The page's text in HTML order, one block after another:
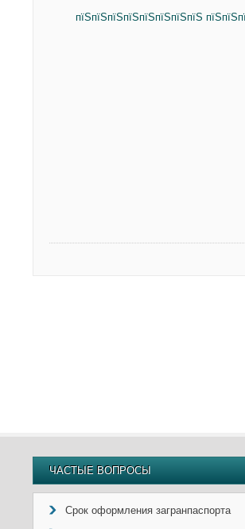
пїЅпїЅпїЅпїЅпїЅпїЅпїЅпїЅ
ЧАСТЫЕ ВОПРОСЫ
Срок оформления загранпаспорта